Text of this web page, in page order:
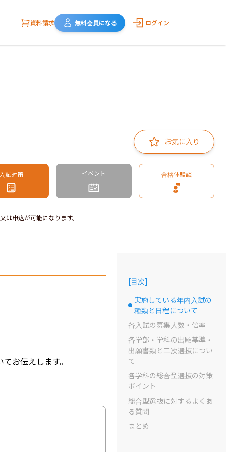
資料請求 無料会員になる ログイン
お気に入り
入試対策 イベント 合格体験談
申込が可能になります。
お伝えします。
[目次]
選択中のドット
実施している年内入試の
種類と日程について
各入試の募集人数・倍率
各学部・学科の出願基準・
出願書類と二次選抜につい
て
各学科の総合型選抜の対策
ポイント
総合型選抜に対するよくあ
る質問
まとめ